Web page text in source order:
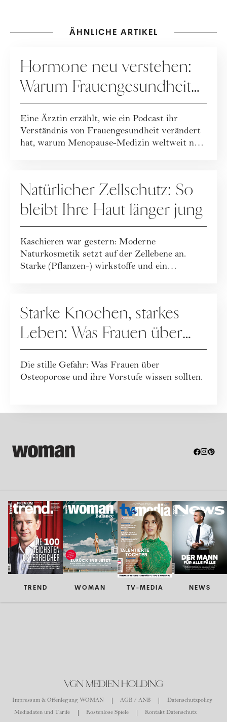
ÄHNLICHE ARTIKEL
Hormone neu verstehen:
Warum Frauengesundheit
heute neu gedacht wird
Eine Ärztin erzählt, wie ein Podcast ihr
Verständnis von Frauengesundheit verändert
hat, warum Menopause-Medizin weltweit neu
Natürlicher Zellschutz: So
bleibt Ihre Haut länger jung
Kaschieren war gestern: Moderne
Naturkosmetik setzt auf der Zellebene an.
Starke (Pflanzen-) wirkstoffe und ein
Starke Knochen, starkes
Leben: Was Frauen über
Osteoporose wissen
sollten
Die stille Gefahr: Was Frauen über
Osteoporose und ihre Vorstufe wissen sollten.
TREND WOMAN TV-MEDIA NEWS
VGN MEDIEN HOLDING
Impressum & Offenlegung WOMAN AGB / ANB
Datenschutzpolicy
Mediadaten und Tarife
Kostenlose Spiele
Kontakt Datenschutz